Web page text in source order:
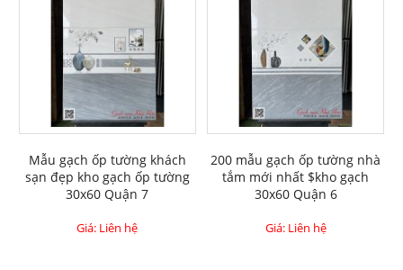
Mẫu gạch ốp tường khách
sạn đẹp kho gạch ốp tường
30x60 Quận 7
Giá: Liên hệ
200 mẫu gạch ốp tường nhà
tắm mới nhất $kho gạch
30x60 Quận 6
Giá: Liên hệ